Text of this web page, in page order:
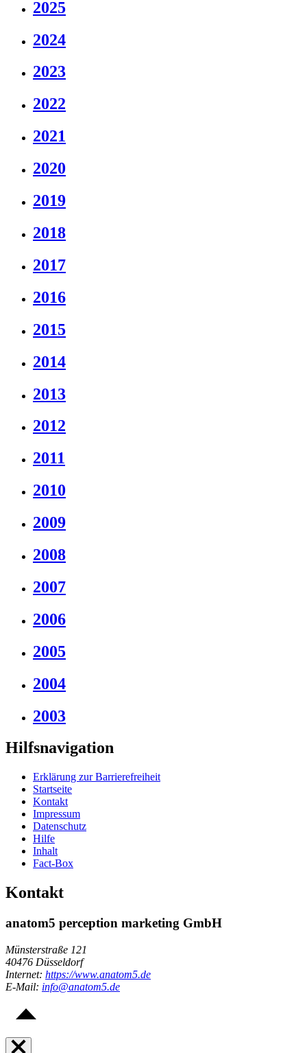
2025
2024
2023
2022
2021
2020
2019
2018
2017
2016
2015
2014
2013
2012
2011
2010
2009
2008
2007
2006
2005
2004
2003
Hilfsnavigation
Erklärung zur Barrierefreiheit
Startseite
Kontakt
Impressum
Datenschutz
Hilfe
Inhalt
Fact-Box
Kontakt
anatom5 perception marketing GmbH
Münsterstraße 121
40476 Düsseldorf
Internet: https://www.anatom5.de
E-Mail: info@anatom5.de